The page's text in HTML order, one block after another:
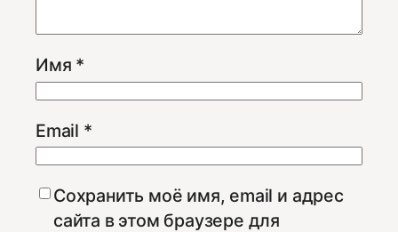
Имя *
Email *
Сохранить моё имя, email и адрес
сайта в этом браузере для